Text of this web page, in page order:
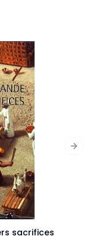
sacrifices
Next